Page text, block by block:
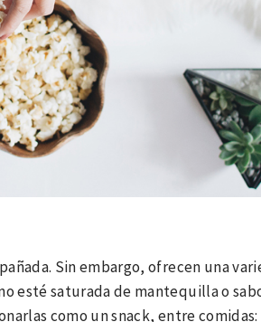
Sin embargo, ofrecen una
esté saturada de mantequilla o
como un snack, entre comidas: